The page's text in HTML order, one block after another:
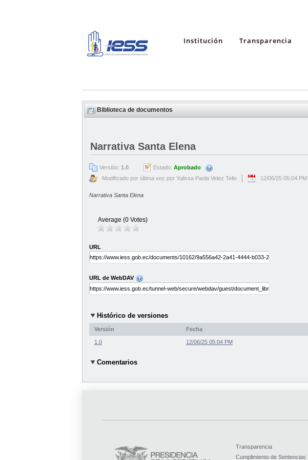
Institución Transparencia
Biblioteca de documentos
Narrativa Santa Elena
Versión: 1.0 Estado: Aprobado
Modificado por última vez por Yulissa Paola Velez Tello
12/06/25 05:04 PM
Narrativa Santa Elena
Average (0 Votes)
URL
URL de WebDAV
Histórico de versiones
Versión Fecha
1.0 12/06/25 05:04 PM
Comentarios
Transparencia
Cumplimiento de Sentencias